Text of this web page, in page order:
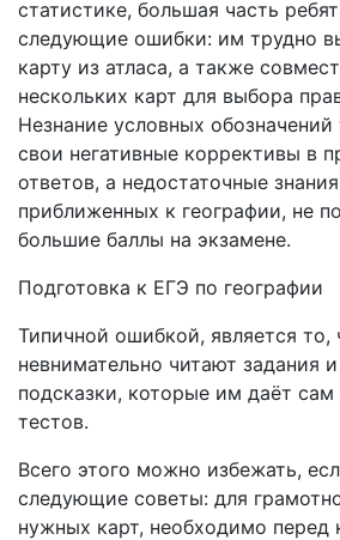
статистике, большая часть
следующие ошибки: им трудно
карту из атласа, а также
нескольких карт для выбора
Незнание условных
свои негативные коррективы в
ответов, а недостаточные
приближенных к географии, не
большие баллы на экзамене.
Подготовка к ЕГЭ по географии
Типичной ошибкой, является то,
невнимательно читают задания
подсказки, которые им даёт сам
тестов.
Всего этого можно избежать,
следующие советы: для
нужных карт, необходимо